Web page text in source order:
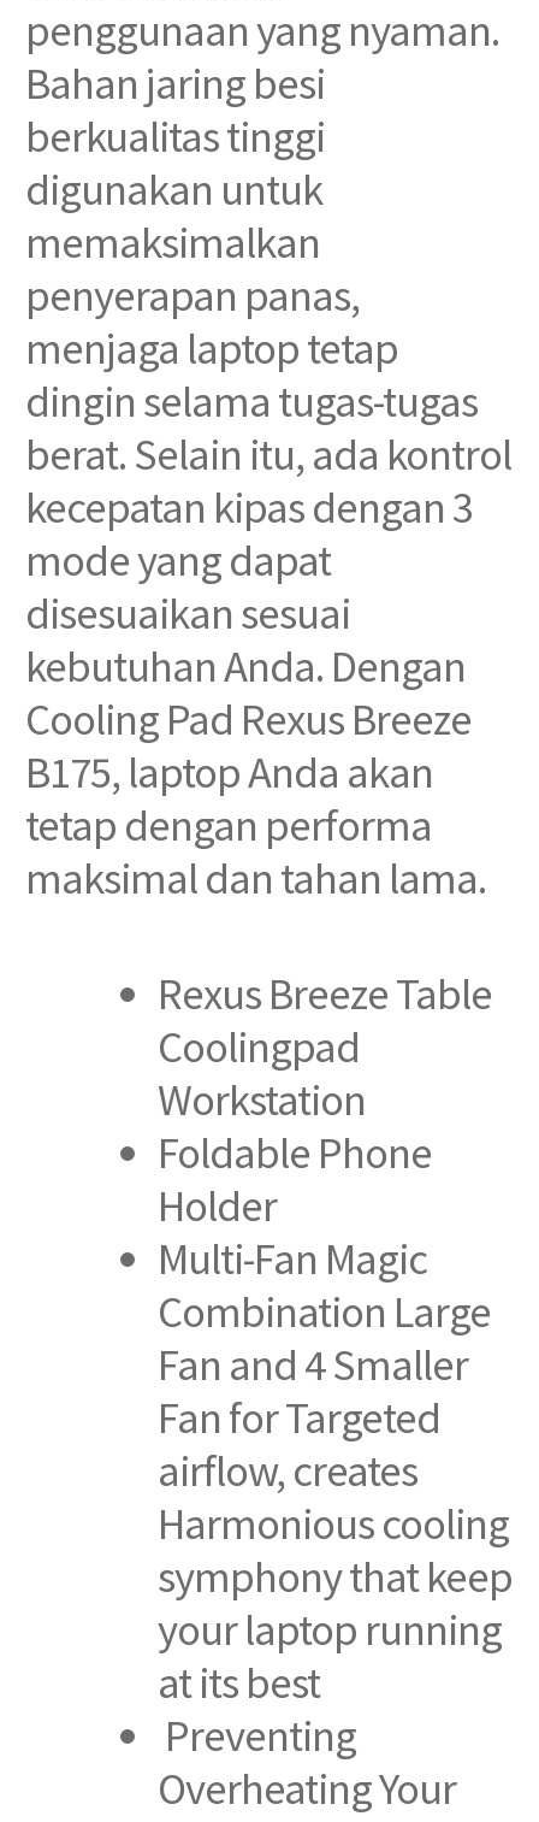
penggunaan yang nyaman.
Bahan jaring besi
berkualitas tinggi
digunakan untuk
memaksimalkan
penyerapan panas,
menjaga laptop tetap
dingin selama tugas-tugas
berat. Selain itu, ada kontrol
kecepatan kipas dengan 3
mode yang dapat
disesuaikan sesuai
kebutuhan Anda. Dengan
Cooling Pad Rexus Breeze
B175, laptop Anda akan
tetap dengan performa
maksimal dan tahan lama.
Rexus Breeze Table
Coolingpad
Workstation
Foldable Phone
Holder
Multi-Fan Magic
Combination Large
Fan and 4 Smaller
Fan for Targeted
airflow, creates
Harmonious cooling
symphony that keep
your laptop running
at its best
Preventing
Overheating Your